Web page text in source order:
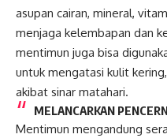
asupan cairan, mineral,
menjaga kelembapan dan
mentimun juga bisa
untuk mengatasi kulit
akibat sinar matahari.
MELANCARKAN
Mentimun mengandung